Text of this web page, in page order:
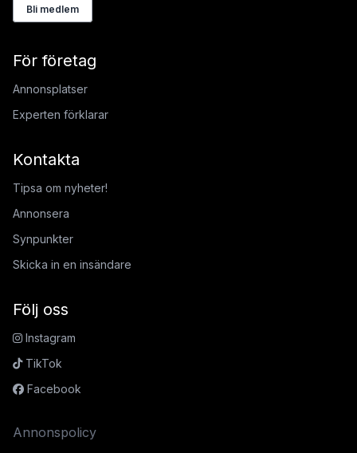
Bli medlem
För företag
Annonsplatser
Experten förklarar
Kontakta
Tipsa om nyheter!
Annonsera
Synpunkter
Skicka in en insändare
Följ oss
Instagram
TikTok
Facebook
Annonspolicy